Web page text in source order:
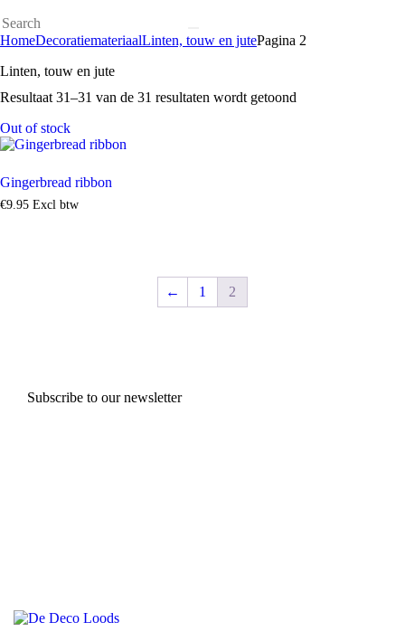
HomeDecoratiemateriaalLinten, touw en jutePagina 2
Linten, touw en jute
Resultaat 31–31 van de 31 resultaten wordt getoond
Out of stock
Gingerbread ribbon
€9 95 Excl btw
← 1 2
Subscribe to our newsletter